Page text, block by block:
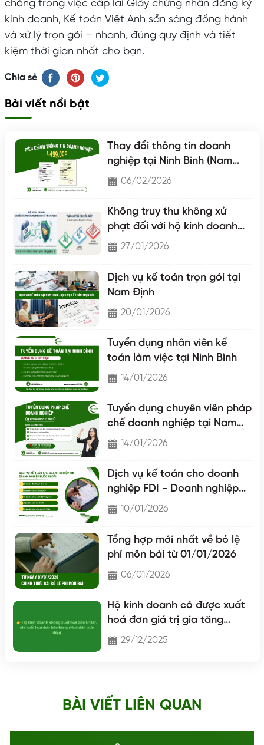
chóng trong việc cấp lại Giấy chứng nhận đăng ký
kinh doanh, Kế toán Việt Anh sẵn sàng đồng hành
và xử lý trọn gói – nhanh, đúng quy định và tiết
kiệm thời gian nhất cho bạn.
Chia sẻ
Bài viết nổi bật
Thay đổi thông tin doanh
nghiệp tại Ninh Binh (Nam
Định - Hà Nam - Ninh Binh)
06/02/2026
Không truy thu không xử
phạt đối với hộ kinh doanh
chuyển lên hộ khoán
27/01/2026
Dịch vụ kế toán trọn gói tại
Nam Định
20/01/2026
Tuyển dụng nhân viên kế
toán làm việc tại Ninh Bình
14/01/2026
Tuyển dụng chuyên viên pháp
chế doanh nghiệp tại Nam
Định14/01/2026
Dịch vụ kế toán cho doanh
nghiệp FDI - Doanh nghiệp
nước ngoài
10/01/2026
Tổng hợp mới nhất về bỏ lệ
phí môn bài từ 01/01/2026
06/01/2026
Hộ kinh doanh có được xuất
hoá đơn giá trị gia tăng
không?
29/12/2025
BÀI VIẾT LIÊN QUAN